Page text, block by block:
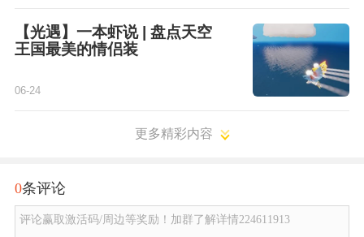
【光遇】一本虾说 | 盘点天空
王国最美的情侣装
06-24
更多精彩内容
0条评论
评论赢取激活码/周边等奖励！加群了解详情224611913